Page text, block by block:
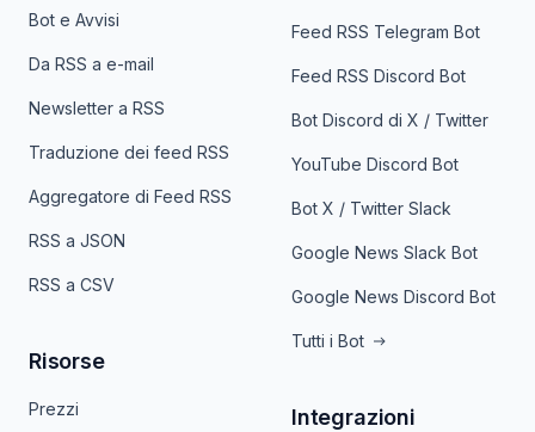
Bot e Avvisi
Da RSS a e-mail
Newsletter a RSS
Traduzione dei feed RSS
Aggregatore di Feed RSS
RSS a JSON
RSS a CSV
Risorse
Prezzi
Feed RSS Telegram Bot
Feed RSS Discord Bot
Bot Discord di X / Twitter
YouTube Discord Bot
Bot X / Twitter Slack
Google News Slack Bot
Google News Discord Bot
Tutti i Bot
Integrazioni